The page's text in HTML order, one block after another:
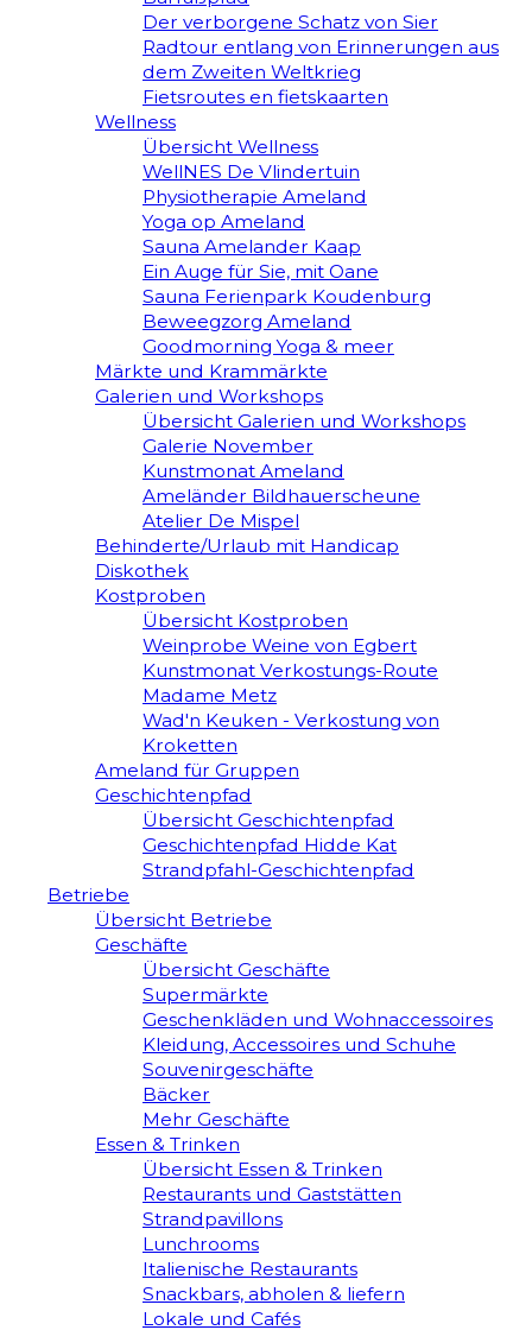
Der verborgene Schatz von Sier
Radtour entlang von Erinnerungen aus
dem Zweiten Weltkrieg
Fietsroutes en fietskaarten
Wellness
Übersicht Wellness
WellNES De Vlindertuin
Physiotherapie Ameland
Yoga op Ameland
Sauna Amelander Kaap
Ein Auge für Sie, mit Oane
Sauna Ferienpark Koudenburg
Beweegzorg Ameland
Goodmorning Yoga & meer
Märkte und Krammärkte
Galerien und Workshops
Übersicht Galerien und Workshops
Galerie November
Kunstmonat Ameland
Ameländer Bildhauerscheune
Atelier De Mispel
Behinderte/Urlaub mit Handicap
Diskothek
Kostproben
Übersicht Kostproben
Weinprobe Weine von Egbert
Kunstmonat Verkostungs-Route
Madame Metz
Wad'n Keuken - Verkostung von
Kroketten
Ameland für Gruppen
Geschichtenpfad
Übersicht Geschichtenpfad
Geschichtenpfad Hidde Kat
Strandpfahl-Geschichtenpfad
Betriebe
Übersicht Betriebe
Geschäfte
Übersicht Geschäfte
Supermärkte
Geschenkläden und Wohnaccessoires
Kleidung, Accessoires und Schuhe
Souvenirgeschäfte
Bäcker
Mehr Geschäfte
Essen & Trinken
Übersicht Essen & Trinken
Restaurants und Gaststätten
Strandpavillons
Lunchrooms
Italienische Restaurants
Snackbars, abholen & liefern
Lokale und Cafés